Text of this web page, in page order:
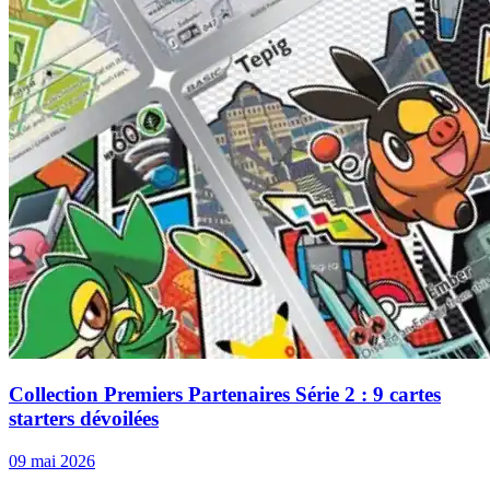
Collection Premiers Partenaires Série 2 : 9 cartes
starters dévoilées
09 mai 2026